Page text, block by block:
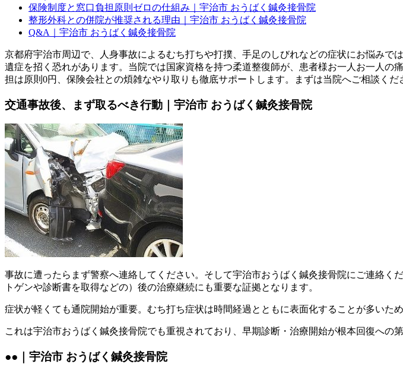
保険制度と窓口負担原則ゼロの仕組み｜宇治市 おうばく鍼灸接骨院
整形外科との併院が推奨される理由｜宇治市 おうばく鍼灸接骨院
Q&A｜宇治市 おうばく鍼灸接骨院
京都府宇治市周辺で、人身事故によるむち打ちや打撲、手足のしびれなどの症状にお悩み
遺症を招く恐れがあります。当院では国家資格を持つ柔道整復師が、患者様お一人お一人
担は原則0円、保険会社との煩雑なやり取りも徹底サポートします。まずは当院へご相談くだ
交通事故後、まず取るべき行動｜宇治市 おうばく鍼灸接骨院
事故に遭ったらまず警察へ連絡してください。そして宇治市おうばく鍼灸接骨院にご連絡
トゲンや診断書を取得などの）後の治療継続にも重要な証拠となります。
症状が軽くても通院開始が重要。むち打ち症状は時間経過とともに表面化することが多いた
これは宇治市おうばく鍼灸接骨院でも重視されており、早期診断・治療開始が根本回復への
●●｜宇治市 おうばく鍼灸接骨院